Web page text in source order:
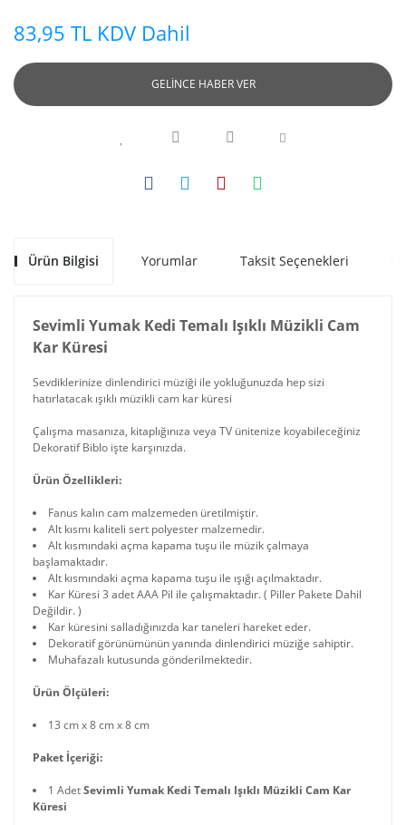
83,95 TL KDV Dahil
GELİNCE HABER VER
Ürün Bilgisi Yorumlar Taksit Seçenekleri
Sevimli Yumak Kedi Temalı Işıklı Müzikli Cam
Kar Küresi
Sevdiklerinize dinlendirici müziği ile yokluğunuzda hep sizi
hatırlatacak ışıklı müzikli cam kar küresi
Çalışma masanıza, kitaplığınıza veya TV ünitenize koyabileceğiniz
Dekoratif Biblo işte karşınızda.
Ürün Özellikleri:
Fanus kalın cam malzemeden üretilmiştir.
Alt kısmı kaliteli sert polyester malzemedir.
Alt kısmındaki açma kapama tuşu ile müzik çalmaya
başlamaktadır.
Alt kısmındaki açma kapama tuşu ile ışığı açılmaktadır.
Kar Küresi 3 adet AAA Pil ile çalışmaktadır. ( Piller Pakete Dahil
Değildir. )
Kar küresini salladığınızda kar taneleri hareket eder.
Dekoratif görünümünün yanında dinlendirici müziğe sahiptir.
Muhafazalı kutusunda gönderilmektedir.
Ürün Ölçüleri:
13 cm x 8 cm x 8 cm
Paket İçeriği:
1 AdetSevimli Yumak Kedi Temalı Işıklı Müzikli Cam Kar
Küresi